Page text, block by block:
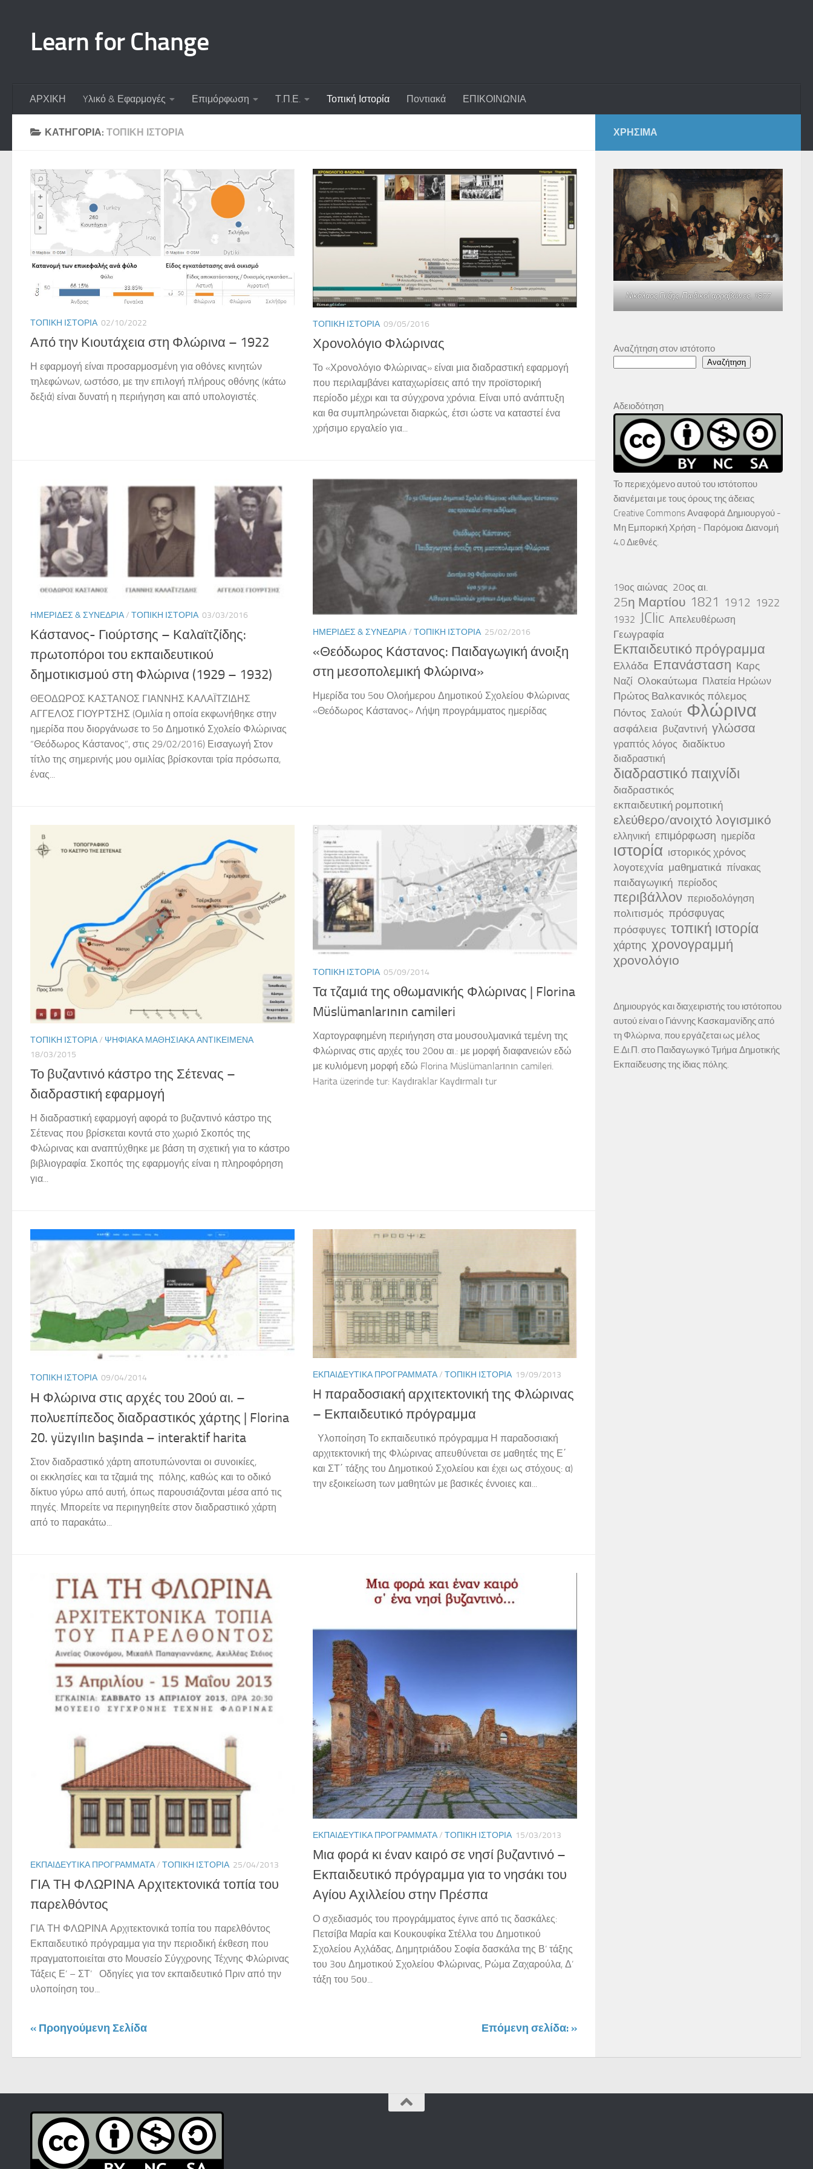
Learn for Change
ΑΡΧΙΚΗ Yλικό & Εφαρμογές Επιμόρφωση Τ.Π.Ε. Τοπική Ιστορία Ποντιακά ΕΠΙΚΟΙΝΩΝΙΑ
ΚΑΤΗΓΟΡΊΑ: ΤΟΠΙΚΉ ΙΣΤΟΡΊΑ
ΤΟΠΙΚΉ ΙΣΤΟΡΊΑ 02/10/2022
Από την Κιουτάχεια στη Φλώρινα – 1922
Η εφαρμογή είναι προσαρμοσμένη για οθόνες κινητών
τηλεφώνων, ωστόσο, με την επιλογή πλήρους οθόνης (κάτω
δεξιά) είναι δυνατή η περιήγηση και από υπολογιστές.
ΤΟΠΙΚΉ ΙΣΤΟΡΊΑ 09/05/2016
Χρονολόγιο Φλώρινας
Το «Χρονολόγιο Φλώρινας» είναι μια διαδραστική εφαρμογή
που περιλαμβάνει καταχωρίσεις από την προϊστορική
περίοδο μέχρι και τα σύγχρονα χρόνια. Είναι υπό ανάπτυξη
και θα συμπληρώνεται διαρκώς, έτσι ώστε να καταστεί ένα
χρήσιμο εργαλείο για...
ΗΜΕΡΊΔΕΣ & ΣΥΝΈΔΡΙΑ/ ΤΟΠΙΚΉ ΙΣΤΟΡΊΑ 03/03/2016
Κάστανος- Γιούρτσης – Καλαϊτζίδης:
πρωτοπόροι του εκπαιδευτικού
δημοτικισμού στη Φλώρινα (1929 – 1932)
ΘΕΟΔΩΡΟΣ ΚΑΣΤΑΝΟΣ ΓΙΑΝΝΗΣ ΚΑΛΑΪΤΖΙΔΗΣ
ΑΓΓΕΛΟΣ ΓΙΟΥΡΤΣΗΣ (Ομιλία η οποία εκφωνήθηκε στην
ημερίδα που διοργάνωσε το 5ο Δημοτικό Σχολείο Φλώρινας
“Θεόδωρος Κάστανος”, στις 29/02/2016) Εισαγωγή Στον
τίτλο της σημερινής μου ομιλίας βρίσκονται τρία πρόσωπα,
ένας...
ΗΜΕΡΊΔΕΣ & ΣΥΝΈΔΡΙΑ/ ΤΟΠΙΚΉ ΙΣΤΟΡΊΑ 25/02/2016
«Θεόδωρος Κάστανος: Παιδαγωγική άνοιξη
στη μεσοπολεμική Φλώρινα»
Ημερίδα του 5ου Ολοήμερου Δημοτικού Σχολείου Φλώρινας
«Θεόδωρος Κάστανος» Λήψη προγράμματος ημερίδας
ΤΟΠΙΚΉ ΙΣΤΟΡΊΑ/ ΨΗΦΙΑΚΆ ΜΑΘΗΣΙΑΚΆ ΑΝΤΙΚΕΊΜΕΝΑ
18/03/2015
Το βυζαντινό κάστρο της Σέτενας –
διαδραστική εφαρμογή
Η διαδραστική εφαρμογή αφορά το βυζαντινό κάστρο της
Σέτενας που βρίσκεται κοντά στο χωριό Σκοπός της
Φλώρινας και αναπτύχθηκε με βάση τη σχετική για το κάστρο
βιβλιογραφία. Σκοπός της εφαρμογής είναι η πληροφόρηση
για...
ΤΟΠΙΚΉ ΙΣΤΟΡΊΑ 05/09/2014
Τα τζαμιά της οθωμανικής Φλώρινας | Florina
Müslümanlarının camileri
Χαρτογραφημένη περιήγηση στα μουσουλμανικά τεμένη της
Φλώρινας στις αρχές του 20ου αι.: με μορφή διαφανειών εδώ
με κυλιόμενη μορφή εδώ Florina Müslümanlarının camileri.
Harita üzerinde tur: Kaydıraklar Kaydırmalı tur
ΤΟΠΙΚΉ ΙΣΤΟΡΊΑ 09/04/2014
Η Φλώρινα στις αρχές του 20ού αι. –
πολυεπίπεδος διαδραστικός χάρτης | Florina
20. yüzyılın başında – interaktif harita
Στον διαδραστικό χάρτη αποτυπώνονται οι συνοικίες,
οι εκκλησίες και τα τζαμιά της πόλης, καθώς και το οδικό
δίκτυο γύρω από αυτή, όπως παρουσιάζονται μέσα από τις
πηγές. Μπορείτε να περιηγηθείτε στον διαδραστιικό χάρτη
από το παρακάτω...
ΕΚΠΑΙΔΕΥΤΙΚΆ ΠΡΟΓΡΆΜΜΑΤΑ/ ΤΟΠΙΚΉ ΙΣΤΟΡΊΑ 19/09/2013
H παραδοσιακή αρχιτεκτονική της Φλώρινας
– Εκπαιδευτικό πρόγραμμα
Υλοποίηση Το εκπαιδευτικό πρόγραμμα Η παραδοσιακή
αρχιτεκτονική της Φλώρινας απευθύνεται σε μαθητές της Ε΄
και ΣΤ΄ τάξης του Δημοτικού Σχολείου και έχει ως στόχους: α)
την εξοικείωση των μαθητών με βασικές έννοιες και...
ΕΚΠΑΙΔΕΥΤΙΚΆ ΠΡΟΓΡΆΜΜΑΤΑ/ ΤΟΠΙΚΉ ΙΣΤΟΡΊΑ 25/04/2013
ΓΙΑ ΤΗ ΦΛΩΡΙΝΑ Αρχιτεκτονικά τοπία του
παρελθόντος
ΓΙΑ ΤΗ ΦΛΩΡΙΝΑ Αρχιτεκτονικά τοπία του παρελθόντος
Εκπαιδευτικό πρόγραμμα για την περιοδική έκθεση που
πραγματοποιείται στο Μουσείο Σύγχρονης Τέχνης Φλώρινας
Τάξεις Ε’ – ΣΤ’ Οδηγίες για τον εκπαιδευτικό Πριν από την
υλοποίηση του...
ΕΚΠΑΙΔΕΥΤΙΚΆ ΠΡΟΓΡΆΜΜΑΤΑ/ ΤΟΠΙΚΉ ΙΣΤΟΡΊΑ 15/03/2013
Μια φορά κι έναν καιρό σε νησί βυζαντινό –
Εκπαιδευτικό πρόγραμμα για το νησάκι του
Αγίου Αχιλλείου στην Πρέσπα
Ο σχεδιασμός του προγράμματος έγινε από τις δασκάλες:
Πετσίβα Μαρία και Κουκουφίκα Στέλλα του Δημοτικού
Σχολείου Αχλάδας, Δημητριάδου Σοφία δασκάλα της Β’ τάξης
του 3ου Δημοτικού Σχολείου Φλώρινας, Ρώμα Ζαχαρούλα, Δ’
τάξη του 5ου...
« Προηγούμενη Σελίδα Επόμενη σελίδα: »
ΧΡΗΣΙΜΑ
Νικόλαος Γύζης,Παιδικοί αρραβώνες, 1877
Αναζήτηση στον ιστότοπο
Αναζήτηση
Αδειοδότηση
Το περιεχόμενο αυτού του ιστότοπου
διανέμεται με τους όρους της άδειας
Creative Commons Αναφορά Δημιουργού -
Μη Εμπορική Χρήση - Παρόμοια Διανομή
4.0 Διεθνές.
19ος αιώνας 20ος αι.
25η Μαρτίου 1821 1912 1922
1932 JClic Απελευθέρωση
Γεωγραφία
Εκπαιδευτικό πρόγραμμα
Ελλάδα Επανάσταση Καρς
Ναζί Ολοκαύτωμα Πλατεία Ηρώων
Πρώτος Βαλκανικός πόλεμος
Πόντος Σαλούτ Φλώρινα
ασφάλεια βυζαντινή γλώσσα
γραπτός λόγος διαδίκτυο
διαδραστική
διαδραστικό παιχνίδι
διαδραστικός
εκπαιδευτική ρομποτική
ελεύθερο/ανοιχτό λογισμικό
ελληνική επιμόρφωση ημερίδα
ιστορία ιστορικός χρόνος
λογοτεχνία μαθηματικά πίνακας
παιδαγωγική περίοδος
περιβάλλον περιοδολόγηση
πολιτισμός πρόσφυγας
πρόσφυγες τοπική ιστορία
χάρτης χρονογραμμή
χρονολόγιο
Δημιουργός και διαχειριστής του ιστότοπου
αυτού είναι ο Γιάννης Κασκαμανίδης από
τη Φλώρινα, που εργάζεται ως μέλος
Ε.Δι.Π. στο Παιδαγωγικό Τμήμα Δημοτικής
Εκπαίδευσης της ίδιας πόλης.